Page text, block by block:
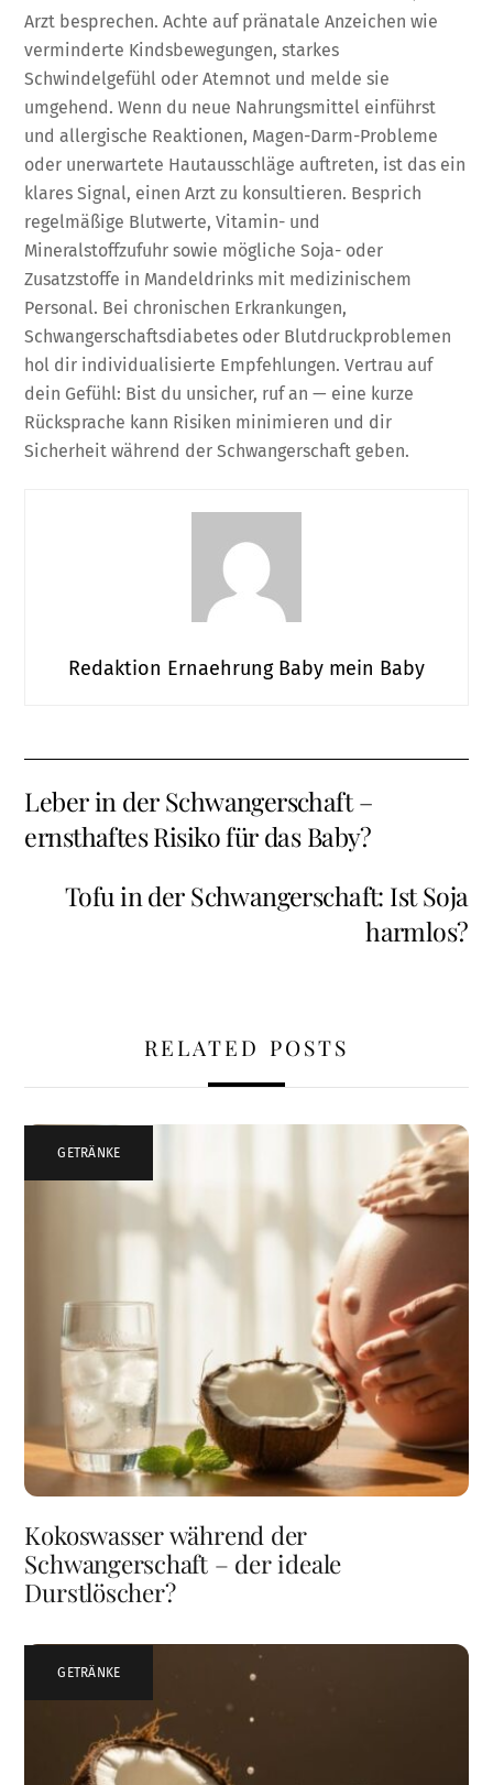
Arzt besprechen. Achte auf pränatale Anzeichen wie
verminderte Kindsbewegungen, starkes
Schwindelgefühl oder Atemnot und melde sie
umgehend. Wenn du neue Nahrungsmittel einführst
und allergische Reaktionen, Magen-Darm-Probleme
oder unerwartete Hautausschläge auftreten, ist das ein
klares Signal, einen Arzt zu konsultieren. Besprich
regelmäßige Blutwerte, Vitamin- und
Mineralstoffzufuhr sowie mögliche Soja- oder
Zusatzstoffe in Mandeldrinks mit medizinischem
Personal. Bei chronischen Erkrankungen,
Schwangerschaftsdiabetes oder Blutdruckproblemen
hol dir individualisierte Empfehlungen. Vertrau auf
dein Gefühl: Bist du unsicher, ruf an — eine kurze
Rücksprache kann Risiken minimieren und dir
Sicherheit während der Schwangerschaft geben.
Redaktion Ernaehrung Baby mein Baby
Leber in der Schwangerschaft –
ernsthaftes Risiko für das Baby?
Tofu in der Schwangerschaft: Ist Soja
harmlos?
RELATED POSTS
GETRÄNKE
Kokoswasser während der
Schwangerschaft – der ideale
Durstlöscher?
GETRÄNKE